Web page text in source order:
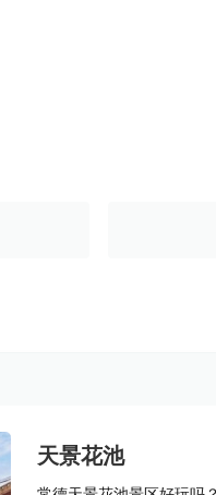
天景花池